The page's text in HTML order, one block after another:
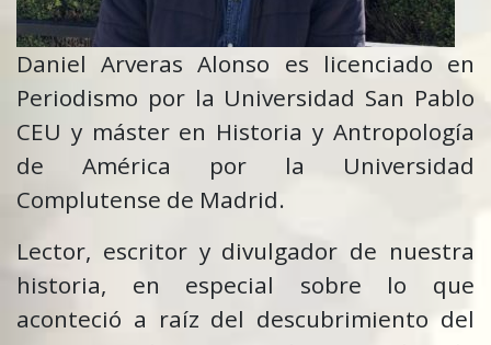
Daniel Arveras Alonso es licenciado en
Periodismo por la Universidad San Pablo
CEU y máster en Historia y Antropología
de América por la Universidad
Complutense de Madrid.
Lector, escritor y divulgador de nuestra
historia, en especial sobre lo que
aconteció a raíz del descubrimiento del